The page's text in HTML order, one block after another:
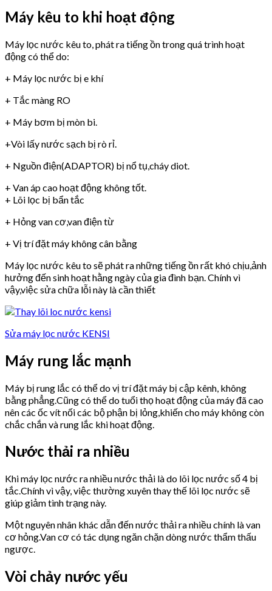
Máy kêu to khi hoạt động
Máy lọc nước kêu to, phát ra tiếng ồn trong quá trình hoạt
động có thể do:
+ Máy lọc nước bị e khí
+ Tắc màng RO
+ Máy bơm bị mòn bi.
+Vòi lấy nước sạch bị rò rỉ.
+ Nguồn điện(ADAPTOR) bị nổ tụ,cháy diot.
+ Van áp cao hoạt động không tốt.
+ Lõi lọc bị bẩn tắc
+ Hỏng van cơ,van điện từ
+ Vị trí đặt máy không cân bằng
Máy lọc nước kêu to sẽ phát ra những tiếng ồn rất khó chịu,ảnh
hưởng đến sinh hoạt hằng ngày của gia đình bạn. Chính vì
vậy,việc sửa chữa lỗi này là cần thiết
Sửa máy lọc nước KENSI
Máy rung lắc mạnh
Máy bị rung lắc có thể do vị trí đặt máy bị cập kênh, không
bằng phẳng.Cũng có thể do tuổi thọ hoạt động của máy đã cao
nên các ốc vít nối các bộ phận bị lỏng,khiến cho máy không còn
chắc chắn và rung lắc khi hoạt động.
Nước thải ra nhiều
Khi máy lọc nước ra nhiều nước thải là do lõi lọc nước số 4 bị
tắc.Chính vì vậy, việc thường xuyên thay thế lõi lọc nước sẽ
giúp giảm tình trạng này.
Một nguyên nhân khác dẫn đến nước thải ra nhiều chính là van
cơ hỏng.Van cơ có tác dụng ngăn chặn dòng nước thẩm thấu
ngược.
Vòi chảy nước yếu